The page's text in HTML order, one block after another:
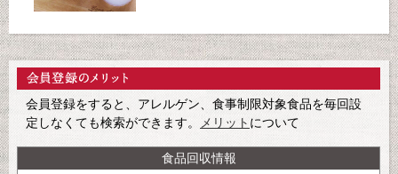
会員登録をすると、アレルゲン、食事制限対象食品を毎回設
定しなくても検索ができます。
メリット について
食品回収情報